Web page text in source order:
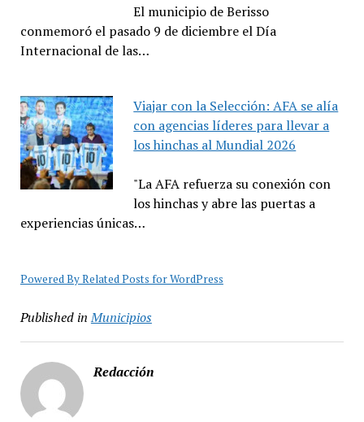
El municipio de Berisso
conmemoró el pasado 9 de diciembre el Día
Internacional de las…
Viajar con la Selección: AFA se alía
con agencias líderes para llevar a
los hinchas al Mundial 2026
"La AFA refuerza su conexión con
los hinchas y abre las puertas a
experiencias únicas…
Powered By Related Posts for WordPress
Published in Municipios
Redacción